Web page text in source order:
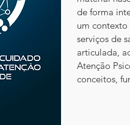
de forma
um contexto
serviços de
articulada,
Atenção
conceitos,